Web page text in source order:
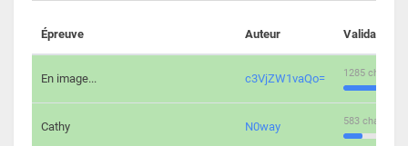
Épreuve Auteur Validations
En image... c3VjZW1vaQo= 1285
Cathy N0way 583